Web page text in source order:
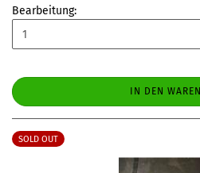
Bearbeitung:
IN DEN
SOLD OUT